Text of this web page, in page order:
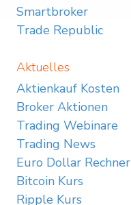
Smartbroker
Trade Republic
Aktuelles
Aktienkauf Kosten
Broker Aktionen
Trading Webinare
Trading News
Euro Dollar Rechner
Bitcoin Kurs
Ripple Kurs